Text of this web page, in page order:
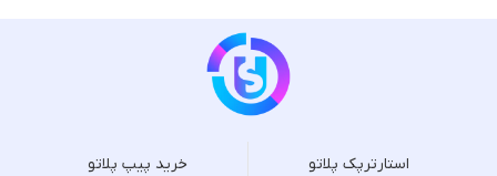
استارترپک پلاتو خرید پیپ پلاتو